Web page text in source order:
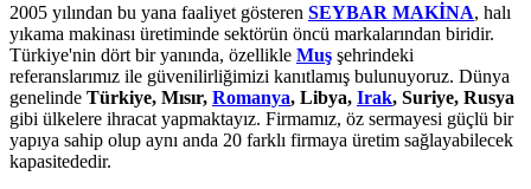
2005 yılından bu yana faaliyet gösteren SEYBAR MAKİNA, halı
yıkama makinası üretiminde sektörün öncü markalarından biridir.
Türkiye'nin dört bir yanında, özellikle Muş şehrindeki
referanslarımız ile güvenilirliğimizi kanıtlamış bulunuyoruz. Dünya
genelinde Türkiye, Mısır, Romanya, Libya, Irak, Suriye, Rusya
gibi ülkelere ihracat yapmaktayız. Firmamız, öz sermayesi güçlü bir
yapıya sahip olup aynı anda 20 farklı firmaya üretim sağlayabilecek
kapasitededir.